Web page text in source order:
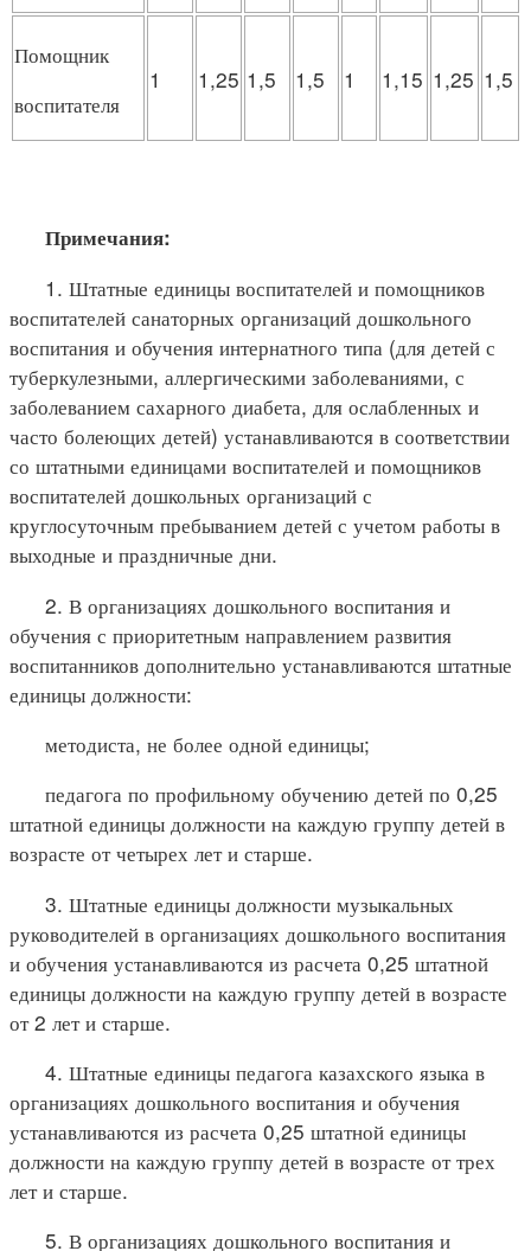
Помощник
воспитателя
1 1,25 1,5 1,5 1 1,15 1,25 1,5
Примечания:
1. Штатные единицы воспитателей и помощников
воспитателей санаторных организаций дошкольного
воспитания и обучения интернатного типа (для детей с
туберкулезными, аллергическими заболеваниями, с
заболеванием сахарного диабета, для ослабленных и
часто болеющих детей) устанавливаются в соответствии
со штатными единицами воспитателей и помощников
воспитателей дошкольных организаций с
круглосуточным пребыванием детей с учетом работы в
выходные и праздничные дни.
2. В организациях дошкольного воспитания и
обучения с приоритетным направлением развития
воспитанников дополнительно устанавливаются штатные
единицы должности:
методиста, не более одной единицы;
педагога по профильному обучению детей по 0,25
штатной единицы должности на каждую группу детей в
возрасте от четырех лет и старше.
3. Штатные единицы должности музыкальных
руководителей в организациях дошкольного воспитания
и обучения устанавливаются из расчета 0,25 штатной
единицы должности на каждую группу детей в возрасте
от 2 лет и старше.
4. Штатные единицы педагога казахского языка в
организациях дошкольного воспитания и обучения
устанавливаются из расчета 0,25 штатной единицы
должности на каждую группу детей в возрасте от трех
лет и старше.
5. В организациях дошкольного воспитания и